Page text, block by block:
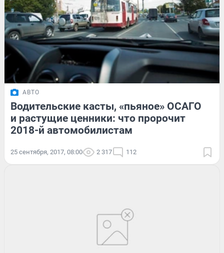
АВТО
Водительские касты, «пьяное» ОСАГО
и растущие ценники: что пророчит
2018-й автомобилистам
25 сентября, 2017, 08:00 2 317 112